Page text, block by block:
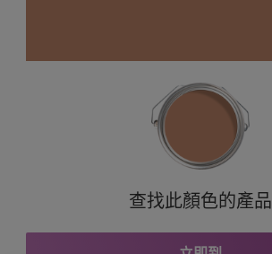
查找此顏色的產品